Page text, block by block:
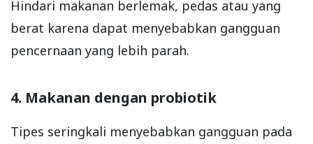
Hindari makanan berlemak, pedas atau yang
berat karena dapat menyebabkan gangguan
pencernaan yang lebih parah.
4. Makanan dengan probiotik
Tipes seringkali menyebabkan gangguan pada